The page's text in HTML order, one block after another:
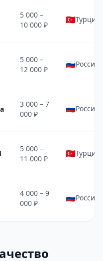
5 000 –
10 000 ₽
🇹🇷Турция
5 000 –
12 000 ₽
🇷🇺Россия
3 000 – 7
000 ₽
🇷🇺Россия
5 000 –
11 000 ₽
🇹🇷Турция
4 000 – 9
000 ₽
🇷🇺Россия